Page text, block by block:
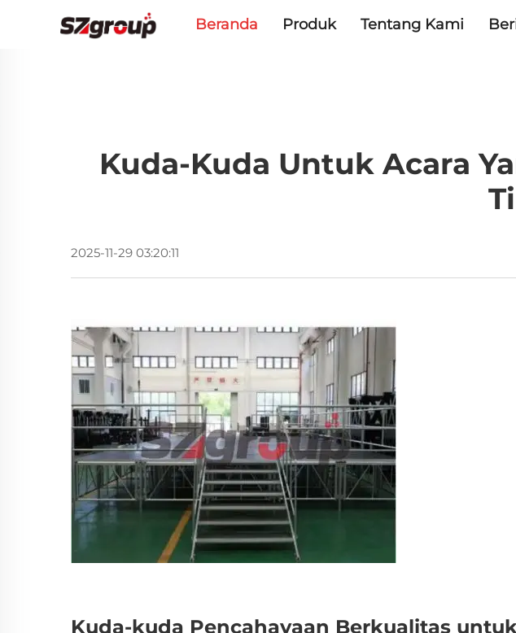
Beranda Produk Tentang Kami
Kuda-Kuda Untuk Acara
2025-11-29 03:20:11
Kuda-kuda Pencahayaan Berkualitas